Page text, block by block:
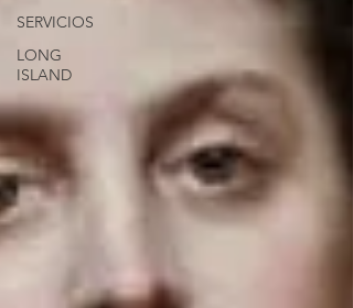
SERVICIOS
LONG
ISLAND